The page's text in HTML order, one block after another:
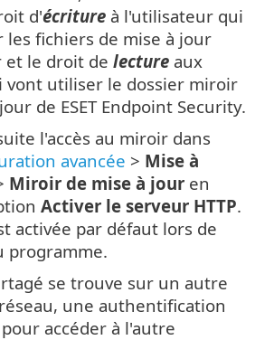
d'écriture à l'utilisateur qui
les fichiers de mise à jour
et le droit de lecture aux
vont utiliser le dossier miroir
de ESET Endpoint Security.
l'accès au miroir dans
avancée > Mise à
Miroir de mise à jour en
Activer le serveur HTTP.
activée par défaut lors de
programme.
se trouve sur un autre
une authentification
accéder à l'autre